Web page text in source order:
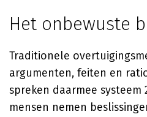
Het onbewuste
Traditionele
argumenten, feiten en
spreken daarmee systeem
mensen nemen